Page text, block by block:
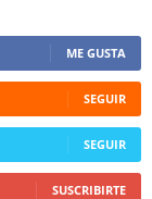
ME GUSTA
SEGUIR
SEGUIR
SUSCRIBIRTE